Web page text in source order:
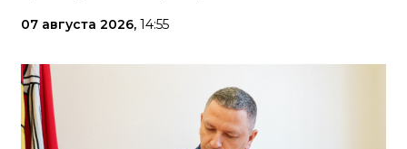
07 августа 2026, 14:55